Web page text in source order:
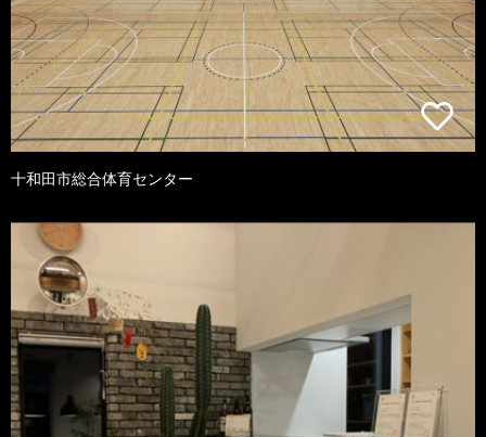
十和田市総合体育センター